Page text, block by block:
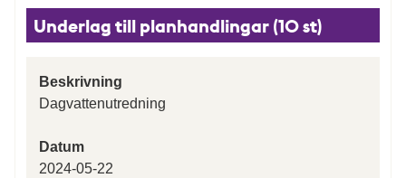
Underlag till planhandlingar (10 st)
Beskrivning
Dagvattenutredning
Datum
2024-05-22